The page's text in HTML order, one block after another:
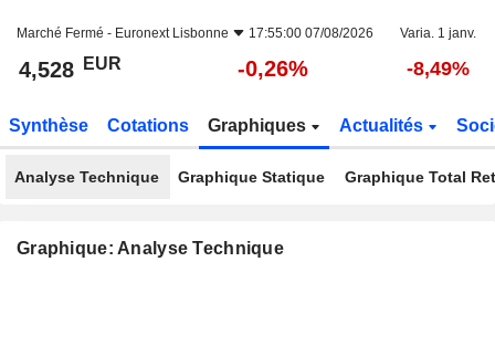
Marché Fermé - Euronext Lisbonne 17:55:00 07/08/2026 Varia. 1 janv.
4,528 EUR -0,26% -8,49%
Synthèse Cotations Graphiques Actualités
Analyse Technique Graphique Statique Graphique Total
Graphique: Analyse Technique